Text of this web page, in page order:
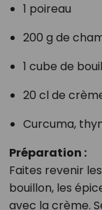
1 poireau
200 g de
1 cube de
20 cl de
Curcuma,
Préparation :
Faites revenir
bouillon, les
avec la crème.